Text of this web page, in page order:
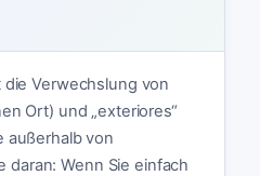
Verwechslung von
Ort) und „exteriores“
außerhalb von
daran: Wenn Sie einfach